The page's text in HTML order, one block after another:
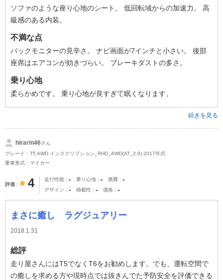
ソファのような座り心地のシート。 低回転域からの加速力。 高
級感のある内装。
不満な点
バックモニターの見辛さ。 ナビ画面が7インチと小さい。 後部
座席はエアコンが効きづらい。 ブレーキダストの多さ。
乗り心地
柔らかめです。 乗り心地が良すぎて眠くなります。
続きを見る
hirarin46さん
グレード：T5 AWD インスクリプション_RHD_AWD(AT_2.0) 2017年式
乗車形式：マイカー
評価 4 走行性能 - 乗り心地 - 燃費 -
デザイン - 積載性 - 価格 -
まさに癒し ラグジュアリー
2018.1.31
総評
走り屋さんにはT5でなくT6をお勧めします。でも、運転空間で
の癒しを求める方や現時点では抜きんでた予防安全を評価できる